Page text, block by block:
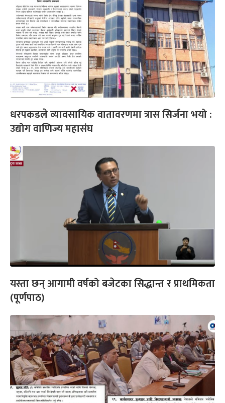
धरपकडले व्यावसायिक वातावरणमा त्रास सिर्जना भयो :
उद्योग वाणिज्य महासंघ
यस्ता छन् आगामी वर्षको बजेटका सिद्धान्त र प्राथमिकता
(पूर्णपाठ)